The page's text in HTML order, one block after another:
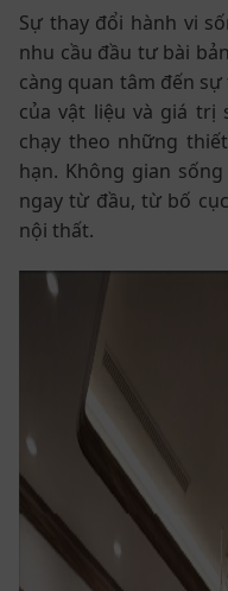
Sự thay đổi hành vi
nhu cầu đầu tư bài
càng quan tâm đến
của vật liệu và giá trị
chạy theo những
hạn. Không gian
ngay từ đầu, từ bố
nội thất.